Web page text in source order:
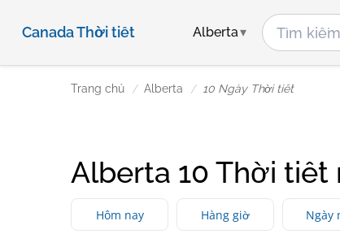
Canada Thời tiết Alberta
Trang chủ Alberta 10 Ngày Thời tiết
Alberta 10 Thời tiết
Hôm nay Hàng giờ Ngày